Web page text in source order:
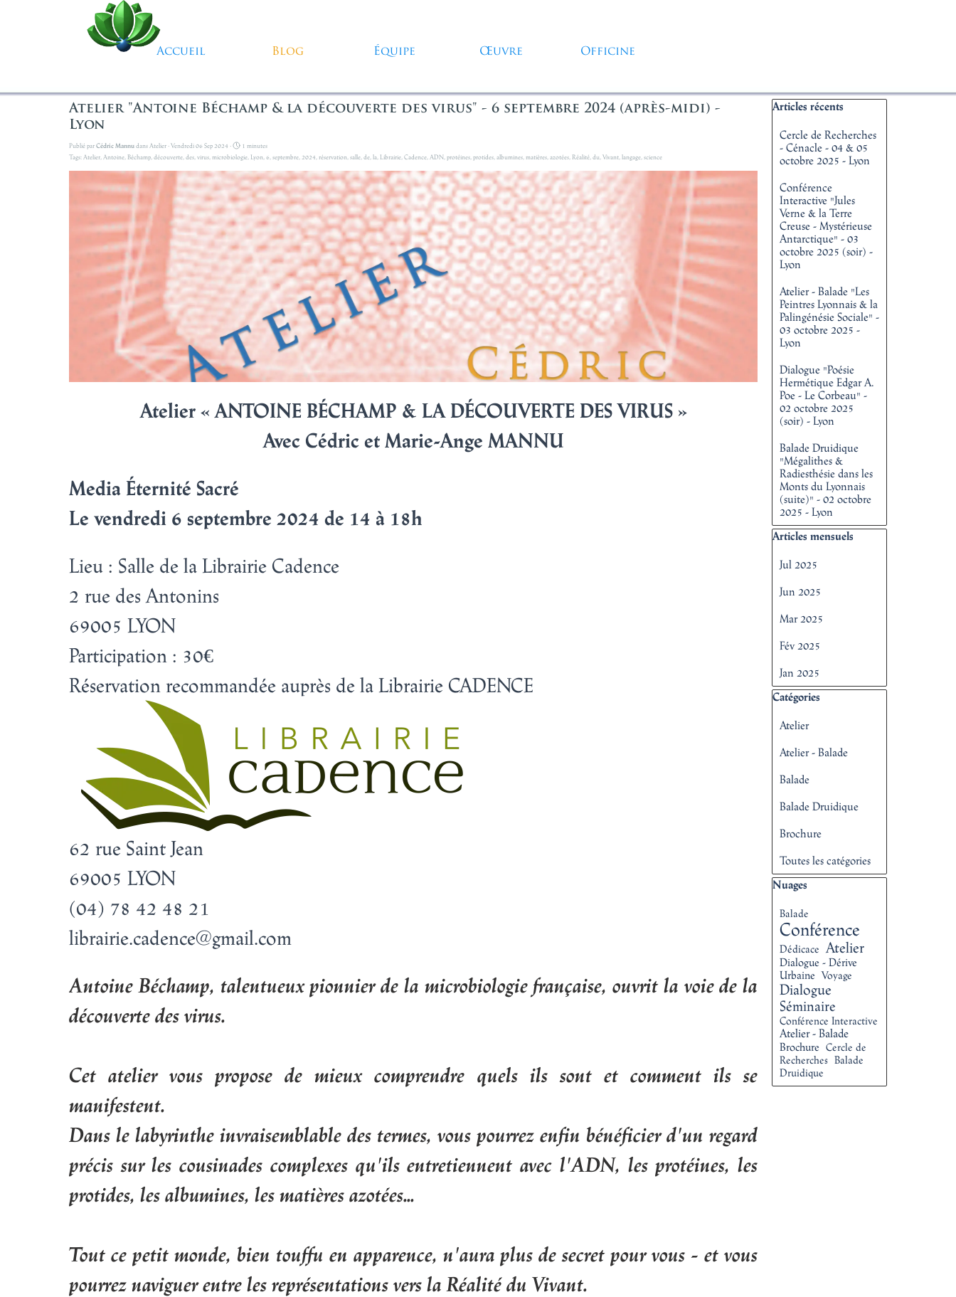
Accueil Blog ▼
Équipe ▼
Œuvre ▼
Officine
Atelier "Antoine Béchamp & la découverte des virus" - 6 septembre 2024 (après-midi) -
Lyon
Publié parCédric Mannudans Atelier · Vendredi 06 Sep 2024 ·
1 minutes
Tags: Atelier Antoine Béchamp découverte des virus microbiologie Lyon 6 septembre 2024 réservation salle de la Librairie Cadence ADN protéines protides albumines matières azotées Réalité du Vivant langage science
Atelier « ANTOINE BÉCHAMP & LA DÉCOUVERTE DES VIRUS »
Avec Cédric et Marie-Ange MANNU
Media Éternité Sacré
Le vendredi 6 septembre 2024 de 14 à 18h
Lieu : Salle de la Librairie Cadence
2 rue des Antonins
69005 LYON
Participation : 30€
Réservation recommandée auprès de la Librairie CADENCE
62 rue Saint Jean
69005 LYON
(04) 78 42 48 21
librairie.cadence@gmail.com
Antoine Béchamp, talentueux pionnier de la microbiologie française, ouvrit la voie de la
découverte des virus.
Cet atelier vous propose de mieux comprendre quels ils sont et comment ils se
manifestent.
Dans le labyrinthe invraisemblable des termes, vous pourrez enfin bénéficier d'un regard
précis sur les cousinades complexes qu'ils entretiennent avec l'ADN, les protéines, les
protides, les albumines, les matières azotées...
Tout ce petit monde, bien touffu en apparence, n'aura plus de secret pour vous - et vous
pourrez naviguer entre les représentations vers la Réalité du Vivant.
Sauter le bloc Articles récents
Articles récents
Cercle de Recherches
- Cénacle - 04 & 05
octobre 2025 - Lyon
Conférence
Interactive "Jules
Verne & la Terre
Creuse - Mystérieuse
Antarctique" - 03
octobre 2025 (soir) -
Lyon
Atelier - Balade "Les
Peintres Lyonnais & la
Palingénésie Sociale" -
03 octobre 2025 -
Lyon
Dialogue "Poésie
Hermétique Edgar A.
Poe - Le Corbeau" -
02 octobre 2025
(soir) - Lyon
Balade Druidique
"Mégalithes &
Radiesthésie dans les
Monts du Lyonnais
(suite)" - 02 octobre
2025 - Lyon
Sauter le bloc Articles mensuels
Articles mensuels
Jul 2025
Jun 2025
Mar 2025
Fév 2025
Jan 2025
Sauter le bloc Catégories
Catégories
Atelier
Atelier - Balade
Balade
Balade Druidique
Brochure
Toutes les catégories
Sauter le bloc Nuages
Nuages
Balade
Conférence
Dédicace Atelier
Dialogue - Dérive
Urbaine Voyage
Dialogue
Séminaire
Conférence Interactive
Atelier - Balade
Brochure Cercle de
Recherches Balade
Druidique